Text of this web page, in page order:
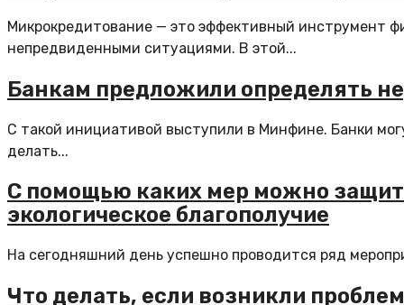
Микрокредитование — это эффективный инструмент
непредвиденными ситуациями. В этой...
Банкам предложили определять
С такой инициативой выступили в Минфине. Банки
делать...
С помощью каких мер можно
экологическое благополучие
На сегодняшний день успешно проводится ряд
Что делать, если возникли